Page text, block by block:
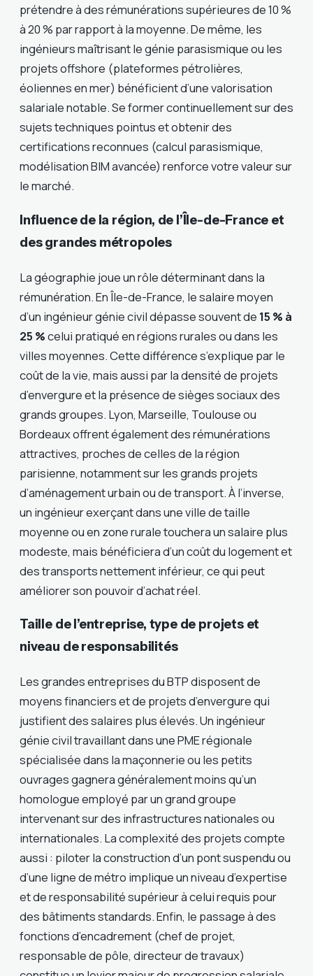
prétendre à des rémunérations supérieures de 10 %
à 20 % par rapport à la moyenne. De même, les
ingénieurs maîtrisant le génie parasismique ou les
projets offshore (plateformes pétrolières,
éoliennes en mer) bénéficient d’une valorisation
salariale notable. Se former continuellement sur des
sujets techniques pointus et obtenir des
certifications reconnues (calcul parasismique,
modélisation BIM avancée) renforce votre valeur sur
le marché.
Influence de la région, de l’Île-de-France et
des grandes métropoles
La géographie joue un rôle déterminant dans la
rémunération. En Île-de-France, le salaire moyen
d’un ingénieur génie civil dépasse souvent de 15 % à
25 %celui pratiqué en régions rurales ou dans les
villes moyennes. Cette différence s’explique par le
coût de la vie, mais aussi par la densité de projets
d’envergure et la présence de sièges sociaux des
grands groupes. Lyon, Marseille, Toulouse ou
Bordeaux offrent également des rémunérations
attractives, proches de celles de la région
parisienne, notamment sur les grands projets
d’aménagement urbain ou de transport. À l’inverse,
un ingénieur exerçant dans une ville de taille
moyenne ou en zone rurale touchera un salaire plus
modeste, mais bénéficiera d’un coût du logement et
des transports nettement inférieur, ce qui peut
améliorer son pouvoir d’achat réel.
Taille de l’entreprise, type de projets et
niveau de responsabilités
Les grandes entreprises du BTP disposent de
moyens financiers et de projets d’envergure qui
justifient des salaires plus élevés. Un ingénieur
génie civil travaillant dans une PME régionale
spécialisée dans la maçonnerie ou les petits
ouvrages gagnera généralement moins qu’un
homologue employé par un grand groupe
intervenant sur des infrastructures nationales ou
internationales. La complexité des projets compte
aussi : piloter la construction d’un pont suspendu ou
d’une ligne de métro implique un niveau d’expertise
et de responsabilité supérieur à celui requis pour
des bâtiments standards. Enfin, le passage à des
fonctions d’encadrement (chef de projet,
responsable de pôle, directeur de travaux)